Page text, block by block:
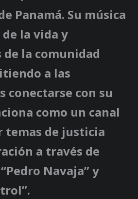
Panamá. Su música
la vida y
la comunidad
a las
conectarse con su
como un canal
temas de justicia
a través de
Navaja” y